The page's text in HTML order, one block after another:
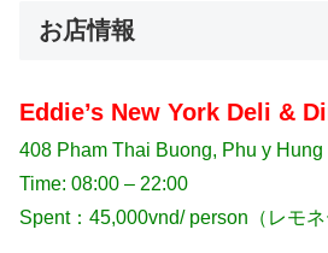
お店情報
Eddie’s New York Deli &
408 Pham Thai Buong, Phu y Hung
Time: 08:00 – 22:00
Spent：45,000vnd/ person（レモネ